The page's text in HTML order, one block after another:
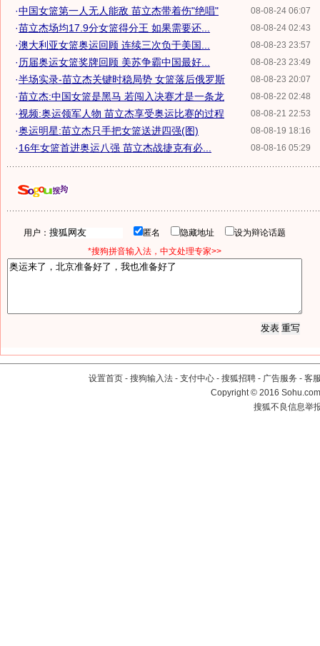
08-08-24 06:07
·中国女篮第一人无人能敌 苗立杰带着伤"绝唱"
08-08-24 02:43
·苗立杰场均17.9分女篮得分王 如果需要还...
08-08-23 23:57
·澳大利亚女篮奥运回顾 连续三次负于美国...
08-08-23 23:49
· 历届奥运女篮奖牌回顾 美苏争霸中国最好...
08-08-23 20:07
·半场实录-苗立杰关键时稳局势 女篮落后俄罗斯
08-08-22 02:48
·苗立杰:中国女篮是黑马 若闯入决赛才是一条龙
08-08-21 22:53
·视频:奥运领军人物 苗立杰享受奥运比赛的过程
08-08-19 18:16
·奥运明星:苗立杰只手把女篮送进四强(图)
08-08-16 05:29
·16年女篮首进奥运八强 苗立杰战捷克有必...
用户： 匿名 隐藏地址
设为辩论话题
*搜狗拼音输入法，中文处理专家>>
设置首页 - 搜狗输入法 - 支付中心 - 搜狐招聘 - 广告服务 - 客
Copyright©2016
搜狐不良信息举